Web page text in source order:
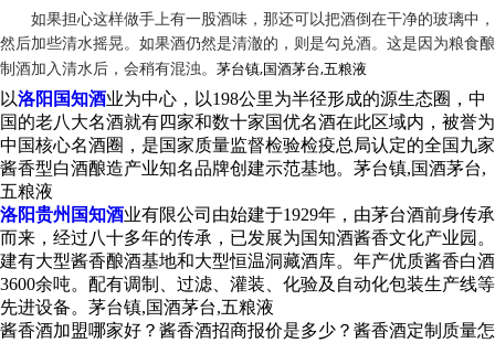
如果担心这样做手上有一股酒味，那还可以把酒倒在干净的玻璃中，
然后加些清水摇晃。如果酒仍然是清澈的，则是勾兑酒。这是因为粮食酿
制酒加入清水后，会稍有混浊。 茅台镇,国酒茅台,五粮液
以洛阳国知酒业为中心，以198公里为半径形成的源生态圈，中
国的老八大名酒就有四家和数十家国优名酒在此区域内，被誉为
中国核心名酒圈，是国家质量监督检验检疫总局认定的全国九家
酱香型白酒酿造产业知名品牌创建示范基地。茅台镇,国酒茅台,
五粮液
洛阳贵州国知酒业有限公司由始建于1929年，由茅台酒前身传承
而来，经过八十多年的传承，已发展为国知酒酱香文化产业园。
建有大型酱香酿酒基地和大型恒温洞藏酒库。年产优质酱香白酒
3600余吨。配有调制、过滤、灌装、化验及自动化包装生产线等
先进设备。茅台镇,国酒茅台,五粮液
酱香酒加盟哪家好？酱香酒招商报价是多少？酱香酒定制质量怎